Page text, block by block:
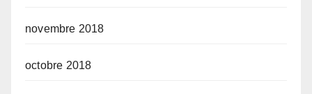
novembre 2018
octobre 2018